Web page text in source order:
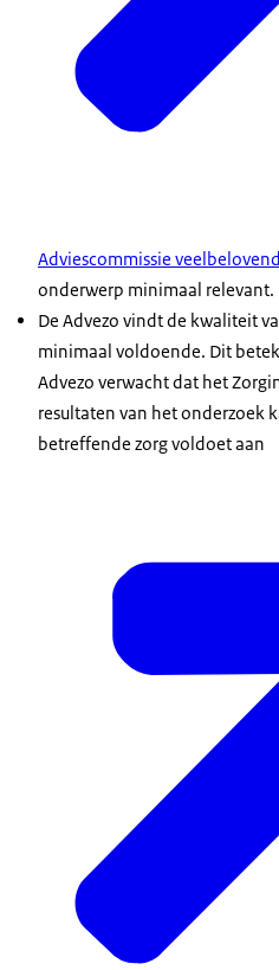
Adviescommissie
onderwerp minimaal relevant.
De Advezo vindt de kwaliteit
minimaal voldoende. Dit
Advezo verwacht dat het
resultaten van het onderzoek
betreffende zorg voldoet aan